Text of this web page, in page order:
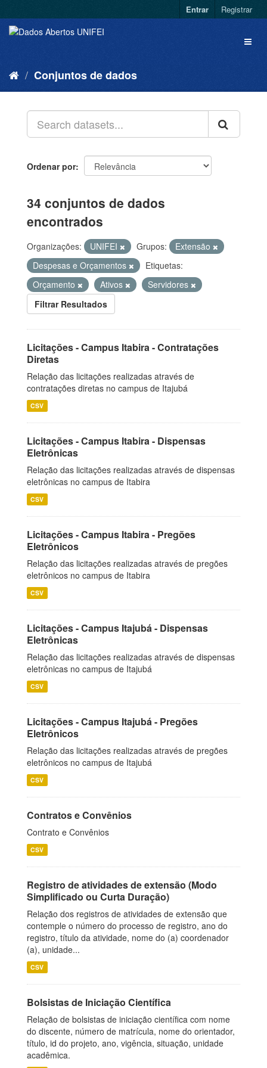
Entrar Registrar
Conjuntos de dados
Ordenar por
34 conjuntos de dados
encontrados
Organizações: UNIFEI Grupos:
Extensão
Despesas e Orçamentos
Etiquetas:
Orçamento
Ativos
Servidores
Filtrar Resultados
Licitações - Campus Itabira - Contratações
Diretas
Relação das licitações realizadas através de
contratações diretas no campus de Itajubá
CSV
Licitações - Campus Itabira - Dispensas
Eletrônicas
Relação das licitações realizadas através de dispensas
eletrônicas no campus de Itabira
CSV
Licitações - Campus Itabira - Pregões
Eletrônicos
Relação das licitações realizadas através de pregões
eletrônicos no campus de Itabira
CSV
Licitações - Campus Itajubá - Dispensas
Eletrônicas
Relação das licitações realizadas através de dispensas
eletrônicas no campus de Itajubá
CSV
Licitações - Campus Itajubá - Pregões
Eletrônicos
Relação das licitações realizadas através de pregões
eletrônicos no campus de Itajubá
CSV
Contratos e Convênios
Contrato e Convênios
CSV
Registro de atividades de extensão (Modo
Simplificado ou Curta Duração)
Relação dos registros de atividades de extensão que
contemple o número do processo de registro, ano do
registro, título da atividade, nome do (a) coordenador
(a), unidade...
CSV
Bolsistas de Iniciação Científica
Relação de bolsistas de iniciação científica com nome
do discente, número de matrícula, nome do orientador,
título, id do projeto, ano, vigência, situação, unidade
acadêmica.